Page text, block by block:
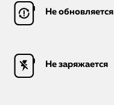
Не обновляется
Не заряжается